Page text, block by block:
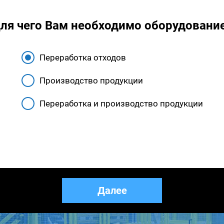
чего Вам необходимо
Переработка отходов
Производство продукции
Переработка и производство продукции
Далее